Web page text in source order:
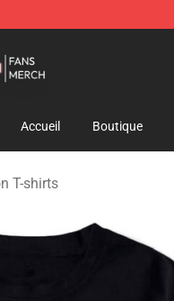
Accueil Boutique
T-shirts